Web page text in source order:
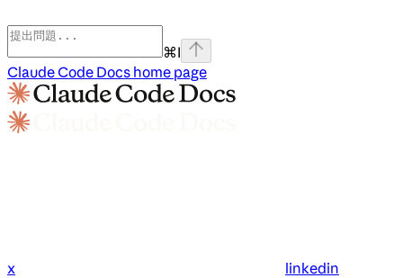
⌘I
Claude Code Docs home page
x linkedin